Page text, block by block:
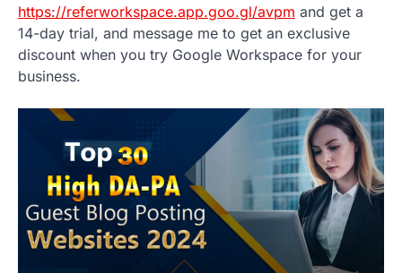
https://referworkspace.app.goo.gl/avpm and get a
14-day trial, and message me to get an exclusive
discount when you try Google Workspace for your
business.